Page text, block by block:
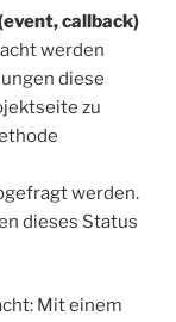
callback)
werden
diese
zu
werden.
dieses Status
Mit einem